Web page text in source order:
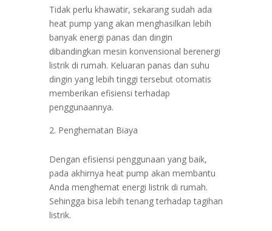
Tidak perlu khawatir, sekarang sudah ada
heat pump yang akan menghasilkan lebih
banyak energi panas dan dingin
dibandingkan mesin konvensional berenergi
listrik di rumah. Keluaran panas dan suhu
dingin yang lebih tinggi tersebut otomatis
memberikan efisiensi terhadap
penggunaannya.
Penghematan Biaya
Dengan efisiensi penggunaan yang baik,
pada akhirnya heat pump akan membantu
Anda menghemat energi listrik di rumah.
Sehingga bisa lebih tenang terhadap tagihan
listrik.